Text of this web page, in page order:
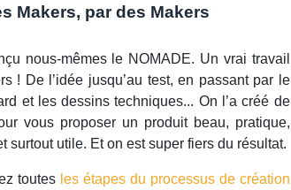
Makers, par des Makers
nous-mêmes le NOMADE. Un vrai travail
! De l’idée jusqu’au test, en passant par le
et les dessins techniques... On l’a créé de
vous proposer un produit beau, pratique,
surtout utile. Et on est super fiers du résultat.
toutes les étapes du processus de création